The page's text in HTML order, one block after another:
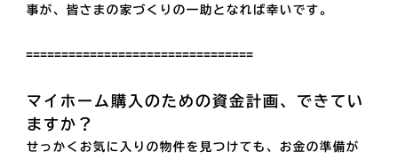
事が、皆さまの家づくりの一助となれば幸いです。
================================
マイホーム購入のための資金計画、できてい
ますか？
せっかくお気に入りの物件を見つけても、お金の準備が